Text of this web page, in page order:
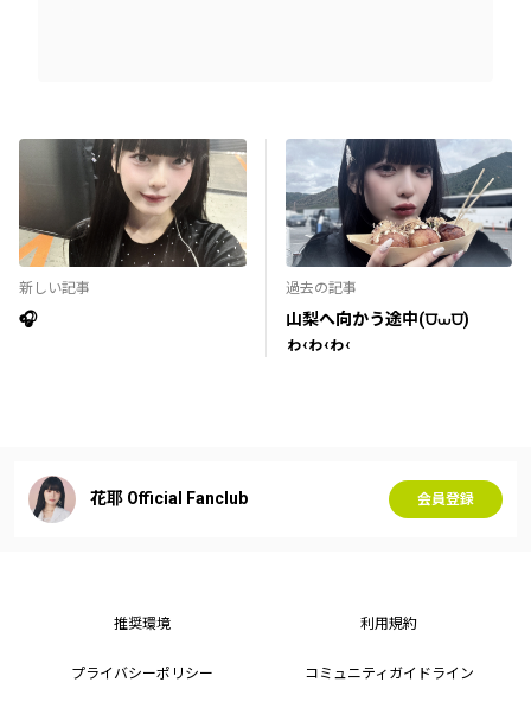
新しい記事
🎧
過去の記事
山梨へ向かう途中(⩌⩊⩌)
ゎ‹ゎ‹ゎ‹
花耶 Official Fanclub 会員登録
推奨環境 利用規約
プライバシーポリシー コミュニティガイドライン